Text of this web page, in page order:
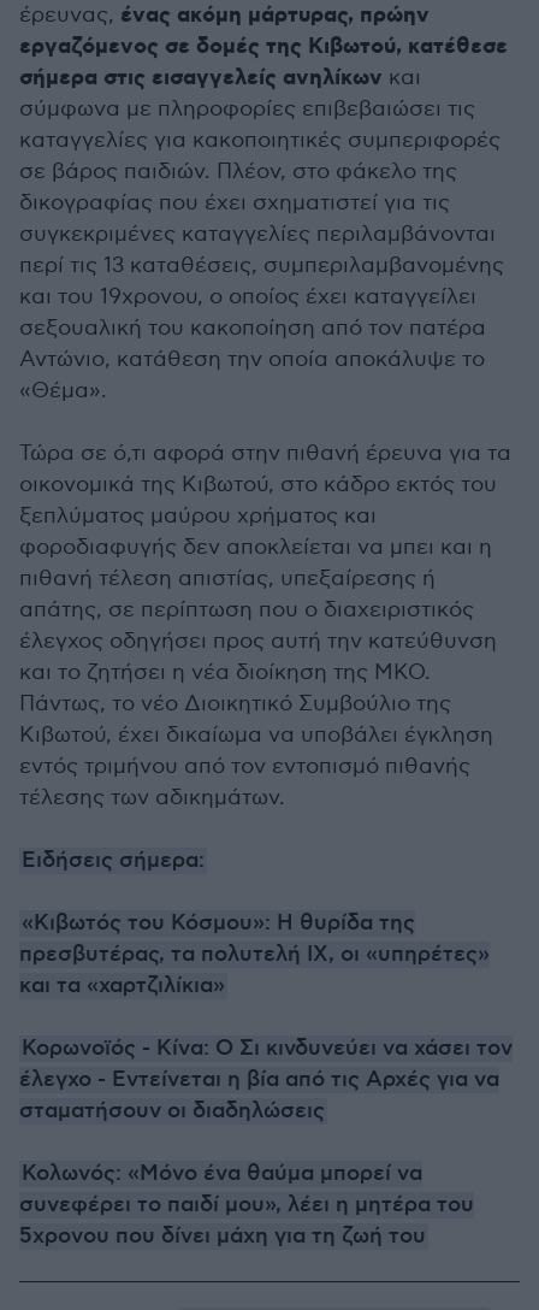
έρευνας, ένας ακόμη μάρτυρας, πρώην
εργαζόμενος σε δομές της Κιβωτού, κατέθεσε
σήμερα στις εισαγγελείς ανηλίκων και
σύμφωνα με πληροφορίες επιβεβαιώσει τις
καταγγελίες για κακοποιητικές συμπεριφορές
σε βάρος παιδιών. Πλέον, στο φάκελο της
δικογραφίας που έχει σχηματιστεί για τις
συγκεκριμένες καταγγελίες περιλαμβάνονται
περί τις 13 καταθέσεις, συμπεριλαμβανομένης
και του 19χρονου, ο οποίος έχει καταγγείλει
σεξουαλική του κακοποίηση από τον πατέρα
Αντώνιο, κατάθεση την οποία αποκάλυψε το
«Θέμα».
Τώρα σε ό,τι αφορά στην πιθανή έρευνα για τα
οικονομικά της Κιβωτού, στο κάδρο εκτός του
ξεπλύματος μαύρου χρήματος και
φοροδιαφυγής δεν αποκλείεται να μπει και η
πιθανή τέλεση απιστίας, υπεξαίρεσης ή
απάτης, σε περίπτωση που ο διαχειριστικός
έλεγχος οδηγήσει προς αυτή την κατεύθυνση
και το ζητήσει η νέα διοίκηση της ΜΚΟ.
Πάντως, το νέο Διοικητικό Συμβούλιο της
Κιβωτού, έχει δικαίωμα να υποβάλει έγκληση
εντός τριμήνου από τον εντοπισμό πιθανής
τέλεσης των αδικημάτων.
Ειδήσεις σήμερα:
«Κιβωτός του Κόσμου»: Η θυρίδα της
πρεσβυτέρας, τα πολυτελή ΙΧ, οι «υπηρέτες»
και τα «χαρτζιλίκια»
Κορωνοϊός - Κίνα: Ο Σι κινδυνεύει να χάσει τον
έλεγχο - Εντείνεται η βία από τις Αρχές για να
σταματήσουν οι διαδηλώσεις
Κολωνός: «Μόνο ένα θαύμα μπορεί να
συνεφέρει το παιδί μου», λέει η μητέρα του
5χρονου που δίνει μάχη για τη ζωή του